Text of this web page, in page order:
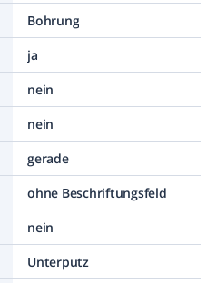
Bohrung
ja
nein
nein
gerade
ohne Beschriftungsfeld
nein
Unterputz